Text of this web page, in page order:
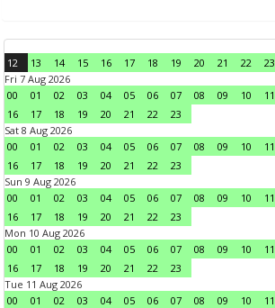
12 13 14 15 16 17 18 19 20 21 22
23
Fri 7 Aug 2026
00
01 02 03 04 05 06 07 08 09 10 11
16
17 18 19 20 21 22
23
Sat 8 Aug 2026
00
01 02 03 04 05 06 07 08 09 10 11
16
17 18 19 20 21 22
23
Sun 9 Aug 2026
00
01 02 03 04 05 06 07 08 09 10 11
16
17 18 19 20 21 22
23
Mon 10 Aug 2026
00
01 02 03 04 05 06 07 08 09 10 11
16
17 18 19 20 21 22
23
Tue 11 Aug 2026
00
01 02 03 04 05 06 07 08 09 10 11